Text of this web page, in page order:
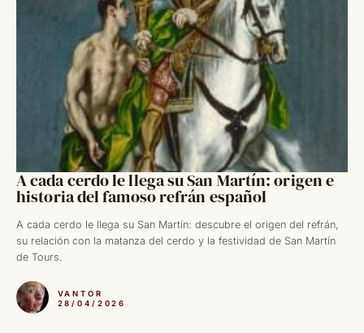
A cada cerdo le llega su San Martín: origen e
historia del famoso refrán español
A cada cerdo le llega su San Martín: descubre el origen del refrán,
su relación con la matanza del cerdo y la festividad de San Martín
de Tours.
VANTOR
28/04/2026